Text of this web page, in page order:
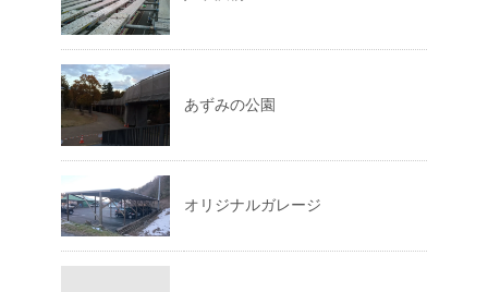
開
き
ま
す
)
あずみの公園
オリジナルガレージ